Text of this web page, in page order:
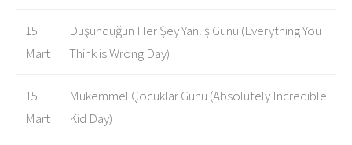
15
Mart
Düşündüğün Her Şey Yanlış Günü (Everything You
Think is Wrong Day)
15
Mart
Mükemmel Çocuklar Günü (Absolutely Incredible
Kid Day)